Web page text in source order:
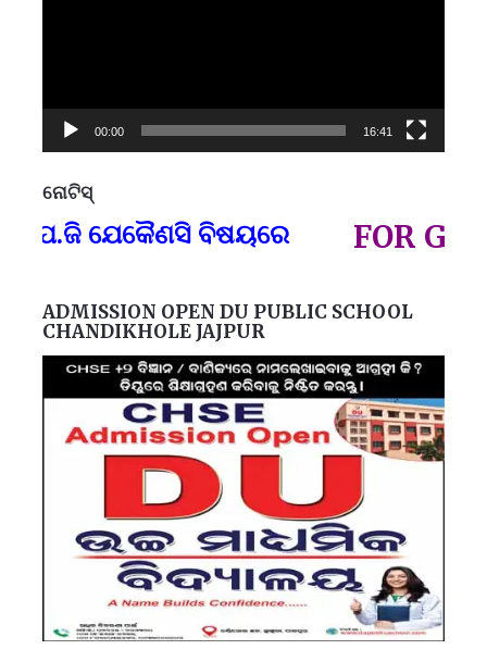
00:00 16:41
ନୋଟିସ୍
ଯେକୈଣସି ବିଷୟରେ FOR GOVT
ADMISSION OPEN DU PUBLIC SCHOOL
CHANDIKHOLE JAJPUR